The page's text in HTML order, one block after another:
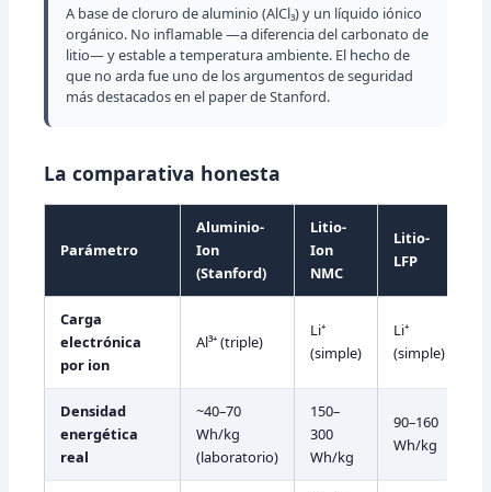
A base de cloruro de aluminio (AlCl₃) y un líquido iónico
orgánico. No inflamable —a diferencia del carbonato de
litio— y estable a temperatura ambiente. El hecho de
que no arda fue uno de los argumentos de seguridad
más destacados en el paper de Stanford.
La comparativa honesta
Parámetro
Aluminio-
Ion
(Stanford)
Litio-
Ion
NMC
Litio-
LFP
Carga
electrónica
por ion
Al³⁺ (triple)
Li⁺
(simple)
Li⁺
(simple)
Densidad
energética
real
~40–70
Wh/kg
(laboratorio)
150–
300
Wh/kg
90–160
Wh/kg